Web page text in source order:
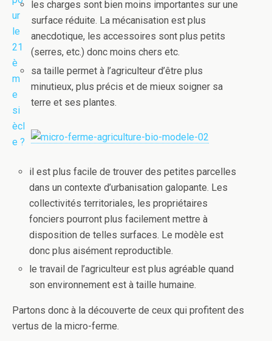
les charges sont bien moins importantes sur une
surface réduite. La mécanisation est plus
anecdotique, les accessoires sont plus petits
(serres, etc.) donc moins chers etc.
sa taille permet à l’agriculteur d’être plus
minutieux, plus précis et de mieux soigner sa
terre et ses plantes.
il est plus facile de trouver des petites parcelles
dans un contexte d’urbanisation galopante. Les
collectivités territoriales, les propriétaires
fonciers pourront plus facilement mettre à
disposition de telles surfaces. Le modèle est
donc plus aisément reproductible.
le travail de l’agriculteur est plus agréable quand
son environnement est à taille humaine.
Partons donc à la découverte de ceux qui profitent des
vertus de la micro-ferme.